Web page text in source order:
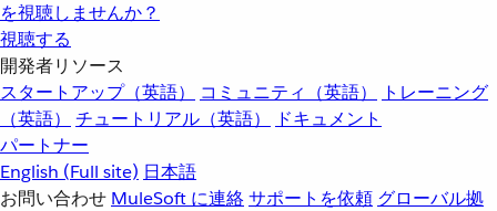
を視聴しませんか？
視聴する
開発者リソース
スタートアップ（英語）
コミュニティ（英語）
トレーニング
（英語）
チュートリアル（英語）
ドキュメント
パートナー
English (Full site) 日本語
お問い合わせ MuleSoft に連絡サポートを依頼 グローバル拠